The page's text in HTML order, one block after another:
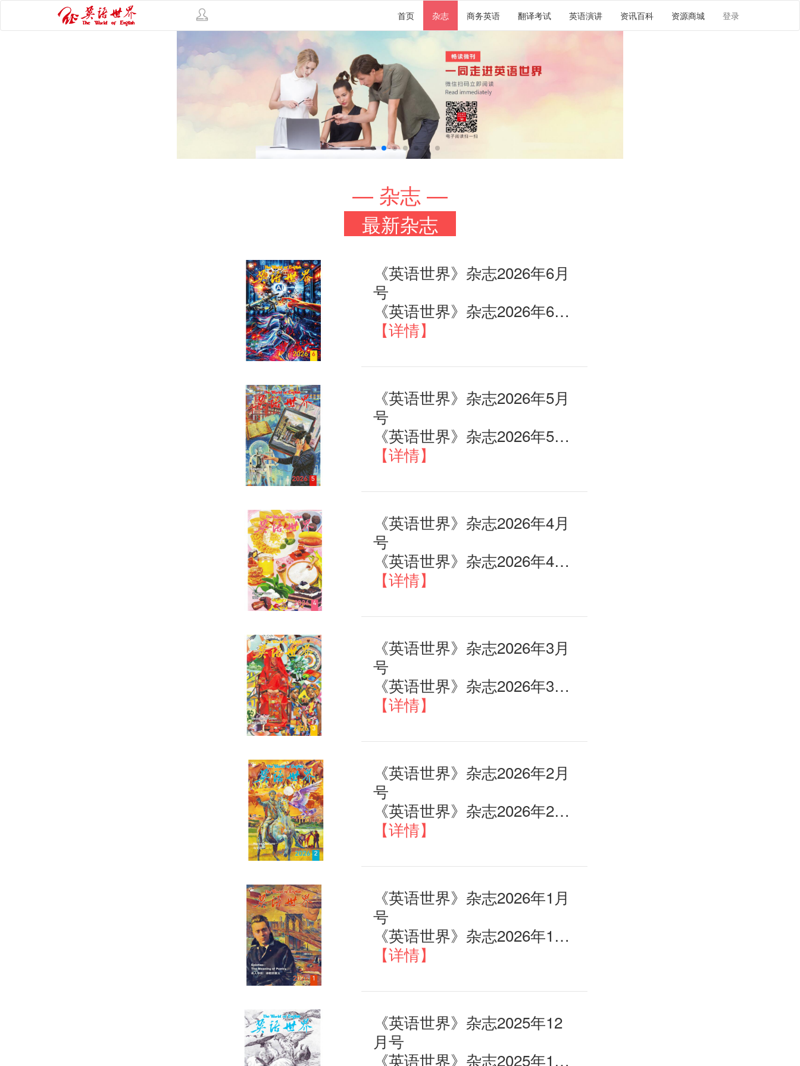
首页 杂志 商务英语 翻译考试 英语演讲 资讯百科 资源商城 登录
— 杂志 —
最新杂志
《英语世界》杂志2026年6月
号
《英语世界》杂志2026年6月目录
【详情】
《英语世界》杂志2026年5月
号
《英语世界》杂志2026年5月目录
【详情】
《英语世界》杂志2026年4月
号
《英语世界》杂志2026年4月目录
【详情】
《英语世界》杂志2026年3月
号
《英语世界》杂志2026年3月目录
【详情】
《英语世界》杂志2026年2月
号
《英语世界》杂志2026年2月目录
【详情】
《英语世界》杂志2026年1月
号
《英语世界》杂志2026年1月目录
【详情】
《英语世界》杂志2025年12
月号
《英语世界》杂志2025年12月目录